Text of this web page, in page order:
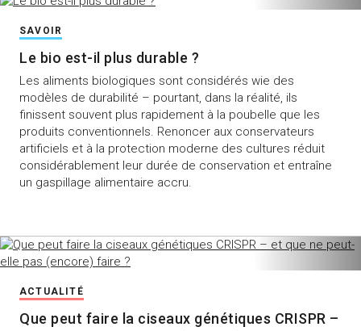
SAVOIR
Le bio est-il plus durable ?
Les aliments biologiques sont considérés wie des
modèles de durabilité – pourtant, dans la réalité, ils
finissent souvent plus rapidement à la poubelle que les
produits conventionnels. Renoncer aux conservateurs
artificiels et à la protection moderne des cultures réduit
considérablement leur durée de conservation et entraîne
un gaspillage alimentaire accru.
ACTUALITÉ
Que peut faire la ciseaux génétiques CRISPR –